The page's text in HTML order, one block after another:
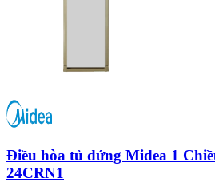
Điều hòa tủ đứng Midea 1
24CRN1